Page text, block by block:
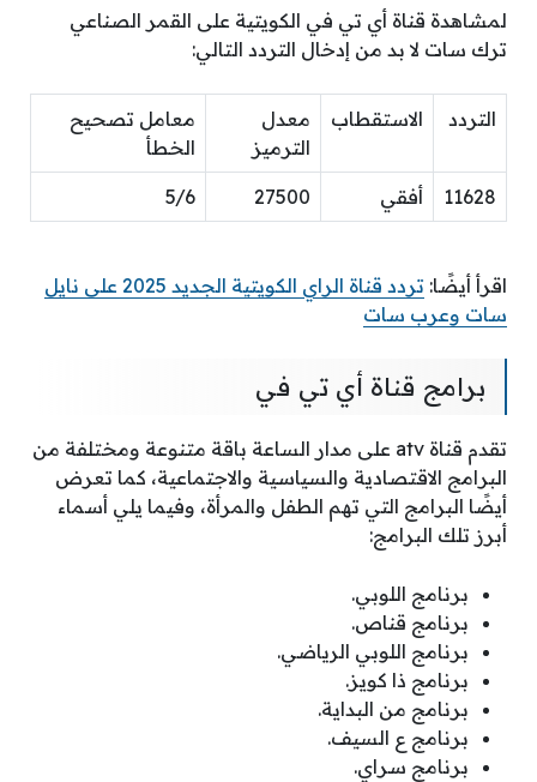
لمشاهدة قناة أي تي في الكويتية على القمر الصناعي
ترك سات لا بد من إدخال التردد التالي:
التردد الاستقطاب
معدل
الترميز
معامل تصحيح
الخطأ
11628 أفقي 27500
5/6
اقرأ أيضًا:
تردد قناة الراي الكويتية الجديد 2025 على نايل
سات وعرب سات
برامج قناة أي تي في
تقدم قناة atv على مدار الساعة باقة متنوعة ومختلفة من
البرامج الاقتصادية والسياسية والاجتماعية، كما تعرض
أيضًا البرامج التي تهم الطفل والمرأة، وفيما يلي أسماء
أبرز تلك البرامج:
برنامج اللوبي.
برنامج قناص.
برنامج اللوبي الرياضي.
برنامج ذا كويز.
برنامج من البداية.
برنامج ع السيف.
برنامج سراي.